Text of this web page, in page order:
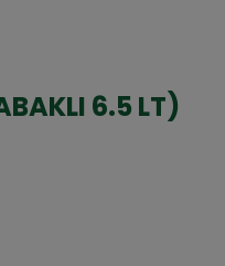
6.5 LT)